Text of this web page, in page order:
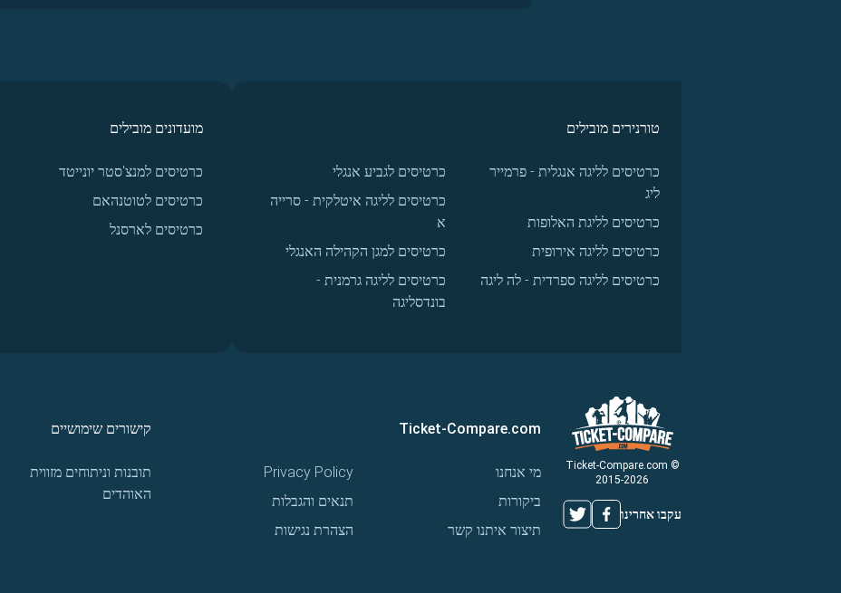
טורנירים מובילים
כרטיסים לליגה אנגלית - פרמייר
ליג
כרטיסים לליגת האלופות
כרטיסים לליגה אירופית
כרטיסים לליגה ספרדית - לה ליגה
כרטיסים לגביע אנגלי
כרטיסים לליגה איטלקית - סרייה
א
כרטיסים למגן הקהילה האנגלי
כרטיסים לליגה גרמנית -
בונדסליגה
מועדונים מובילים
כרטיסים למנצ'סטר יונייטד
כרטיסים לטוטנהאם
כרטיסים לארסנל
© Ticket-Compare.com
2015-2026
עקבו אחרינו
Ticket-Compare.com
מי אנחנו
ביקורות
תיצור איתנו קשר
Privacy Policy
תנאים והגבלות
הצהרת נגישות
קישורים שימושיים
תובנות וניתוחים מזווית
האוהדים